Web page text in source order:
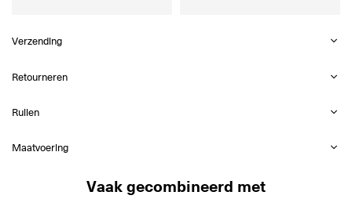
Verzending
Retourneren
Ruilen
Maatvoering
Vaak gecombineerd met